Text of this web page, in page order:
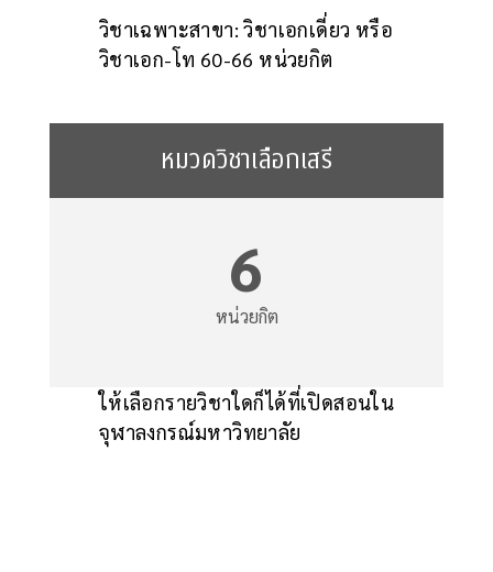
วิชาเฉพาะสาขา: วิชาเอกเดี่ยว หรือ
วิชาเอก-โท 60-66 หน่วยกิต
หมวดวิชาเลือกเสรี
6
หน่วยกิต
ให้เลือกรายวิชาใดก็ได้ที่เปิดสอนใน
จุฬาลงกรณ์มหาวิทยาลัย